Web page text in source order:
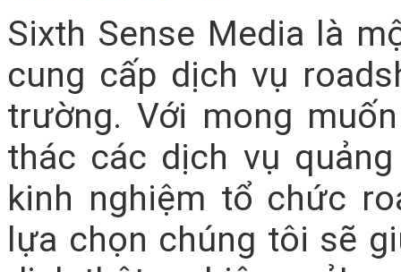
Sixth Sense Media là
cung cấp dịch vụ
trường. Với mong
thác các dịch vụ
kinh nghiệm tổ chức
lựa chọn chúng tôi sẽ